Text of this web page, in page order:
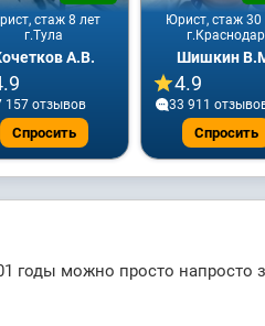
стаж 8 лет
г.Тула
А.В.
157 отзывов
Спросить
Юрист, стаж 30
г.Краснодар
Шишкин
4.9
33 911
Спросить
годы можно просто напросто